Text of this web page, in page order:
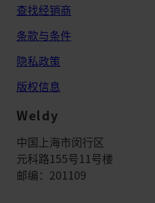
查找经销商
条款与条件
隐私政策
版权信息
Weldy
中国上海市闵行区
元科路155号11号楼
邮编：201109